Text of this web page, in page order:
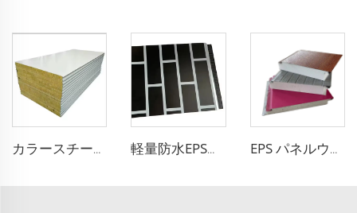
カラースチール防火浄化板 抗菌サンドイッチパネル 食品工場用ロックウール浄化板 軽量防水EPSフォームサンドイッチパネル断熱外壁装飾レンガウォールパネル（住宅用） EPS パネルウォールフォーム 装飾用断熱サンドイッチパネル xps サンドイッチパネルに代わる 冷蔵庫用